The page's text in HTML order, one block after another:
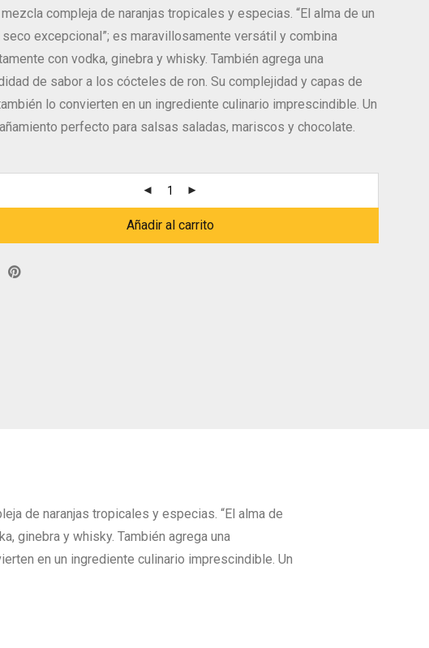
compleja de naranjas tropicales y especias. “El alma de un
excepcional”; es maravillosamente versátil y combina
con vodka, ginebra y whisky. También agrega una
de sabor a los cócteles de ron. Su complejidad y capas de
lo convierten en un ingrediente culinario imprescindible. Un
perfecto para salsas saladas, mariscos y chocolate.
Añadir al carrito
de naranjas tropicales y especias. “El alma de
ginebra y whisky. También agrega una
en un ingrediente culinario imprescindible. Un